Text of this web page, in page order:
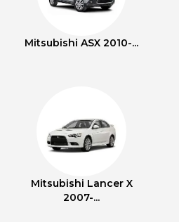
Mitsubishi ASX 2010-...
Mitsubishi Lancer X
2007-...